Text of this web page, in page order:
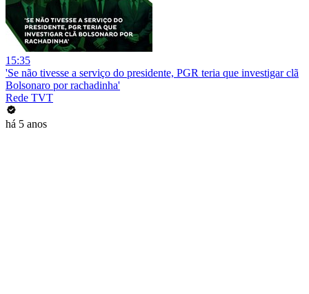
15:35
'Se não tivesse a serviço do presidente, PGR teria que investigar clã
Bolsonaro por rachadinha'
Rede TVT
há 5 anos